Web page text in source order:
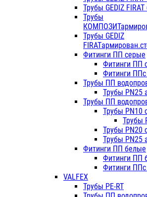
Трубы GEDIZ
Трубы
Трубы GEDIZ
Фитинги ПП серые
Фитинги ПП
Фитинги
Трубы ПП
Трубы PN25
Трубы ПП
Трубы PN10
Трубы
Трубы PN20
Трубы PN25
Фитинги ПП белые
Фитинги ПП
Фитинги
VALFEX
Трубы PE-RT